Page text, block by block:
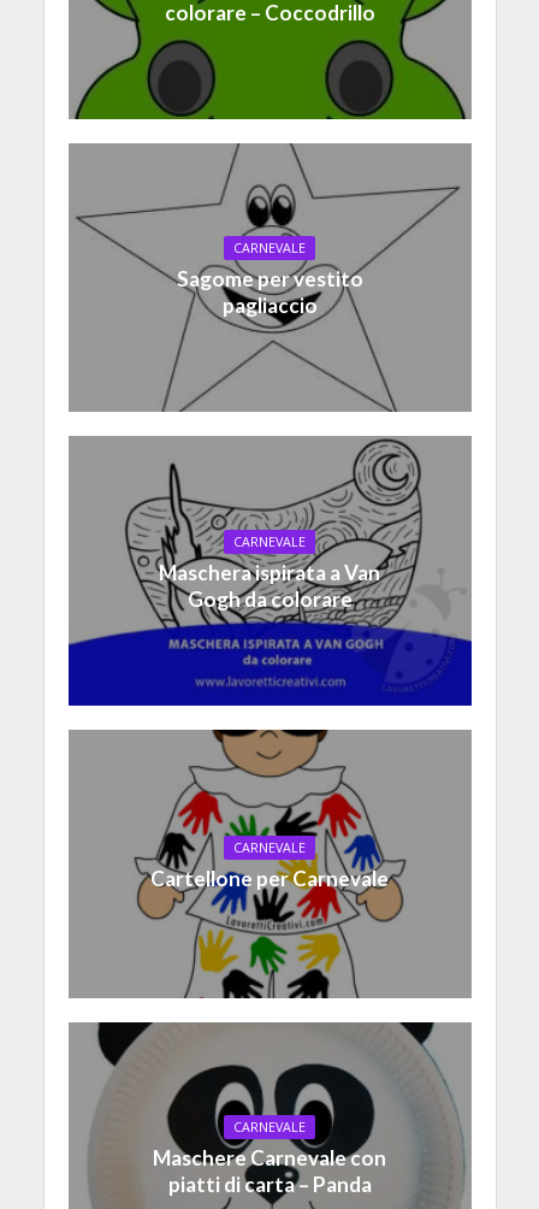
colorare – Coccodrillo
CARNEVALE
Sagome per vestito
pagliaccio
CARNEVALE
Maschera ispirata a Van
Gogh da colorare
CARNEVALE
Cartellone per Carnevale
CARNEVALE
Maschere Carnevale con
piatti di carta – Panda